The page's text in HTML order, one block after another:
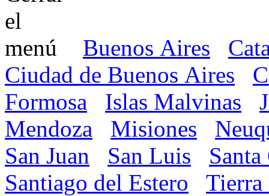
Buenos Aires
Ciudad de Buenos Aires
Formosa
Islas Malvinas
Mendoza
Misiones
San Juan
San Luis
Santiago del Estero
Tierra